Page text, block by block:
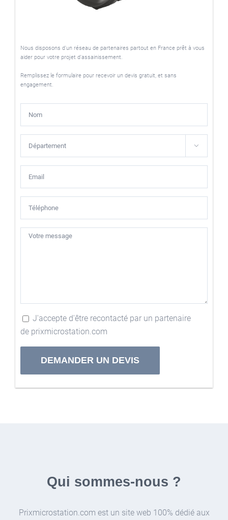
Nous disposons d'un réseau de partenaires partout en France prêt à vous
aider pour votre projet d'assainissement.
Remplissez le formulaire pour recevoir un devis gratuit, et sans
engagement.

J'accepte d'être recontacté par un partenaire
de prixmicrostation.com
Alternative:
Qui sommes-nous ?
Prixmicrostation.com est un site web 100% dédié aux